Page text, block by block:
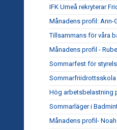
IFK Umeå rekryterar
Månadens profil: Ann-
Tillsammans för våra
Månadens profil -
Sommarfest för
Sommarfriidrottsskola
Hög arbetsbelastning
Sommarläger i
Månadens profil-